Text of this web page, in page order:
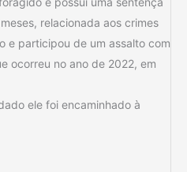
relacionada aos crimes
e participou de um assalto com
ocorreu no ano de 2022, em
ele foi encaminhado à